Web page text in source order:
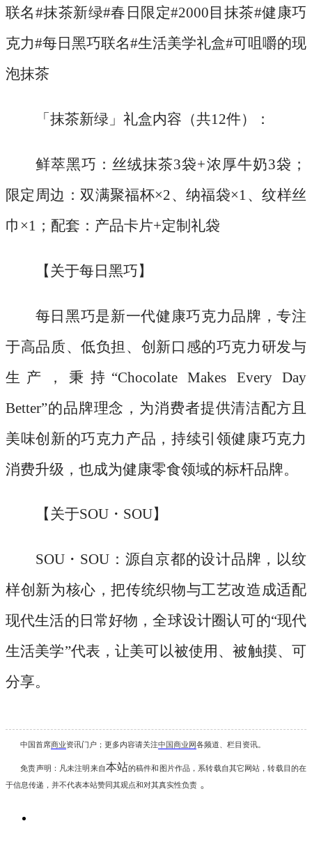
联名#抹茶新绿#春日限定#2000目抹茶#健康巧
克力#每日黑巧联名#生活美学礼盒#可咀嚼的现
泡抹茶
「抹茶新绿」礼盒内容（共12件）：
鲜萃黑巧：丝绒抹茶3袋+浓厚牛奶3袋；
限定周边：双满聚福杯×2、纳福袋×1、纹样丝
巾×1；配套：产品卡片+定制礼袋
【关于每日黑巧】
每日黑巧是新一代健康巧克力品牌，专注
于高品质、低负担、创新口感的巧克力研发与
生产，秉持 “Chocolate Makes Every Day
Better”的品牌理念，为消费者提供清洁配方且
美味创新的巧克力产品，持续引领健康巧克力
消费升级，也成为健康零食领域的标杆品牌。
【关于SOU・SOU】
SOU・SOU：源自京都的设计品牌，以纹
样创新为核心，把传统织物与工艺改造成适配
现代生活的日常好物，全球设计圈认可的“现代
生活美学”代表，让美可以被使用、被触摸、可
分享。
中国首席商业资讯 门户；更多内容请关注中国商业网各频道、栏目资讯。
免责声明：凡未注明 来自本站的稿件和图片作品，系转载自其它网站，转载目的在
于信息传递，并不代表本站赞同其观点和对其真实性负责 。